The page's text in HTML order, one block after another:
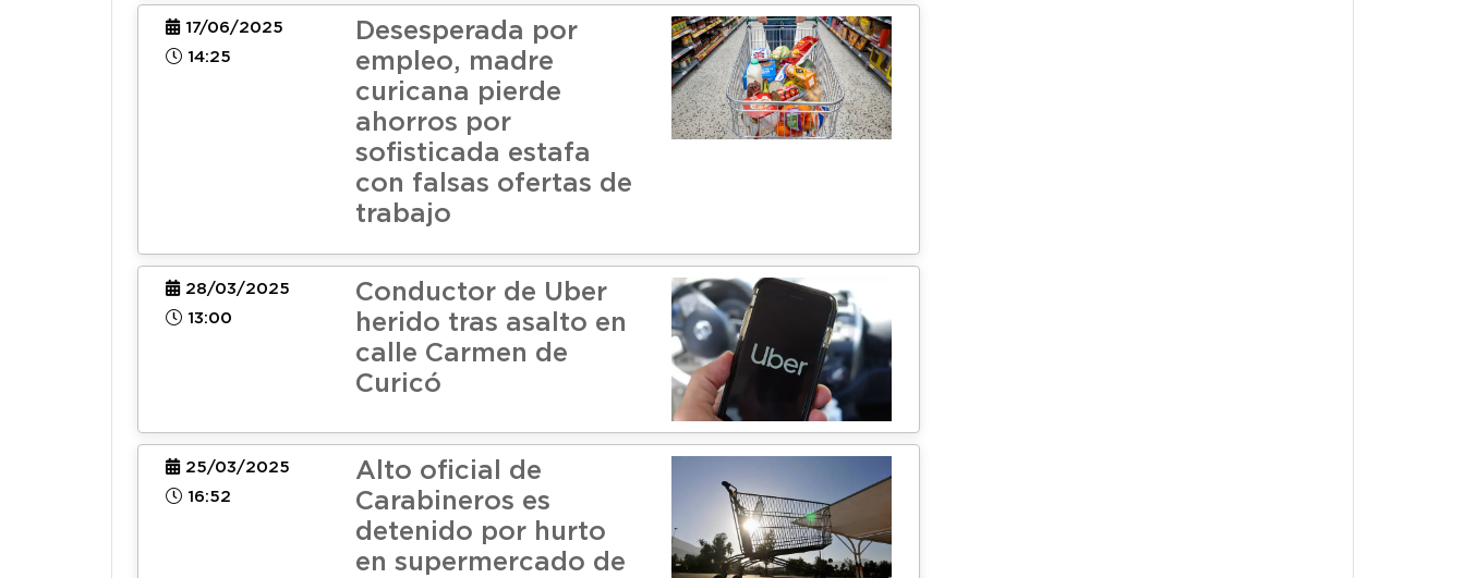
17/06/2025
14:25
Desesperada por
empleo, madre
curicana pierde
ahorros por
sofisticada estafa
con falsas ofertas de
trabajo
28/03/2025
13:00
Conductor de Uber
herido tras asalto en
calle Carmen de
Curicó
25/03/2025
16:52
Alto oficial de
Carabineros es
detenido por hurto
en supermercado de